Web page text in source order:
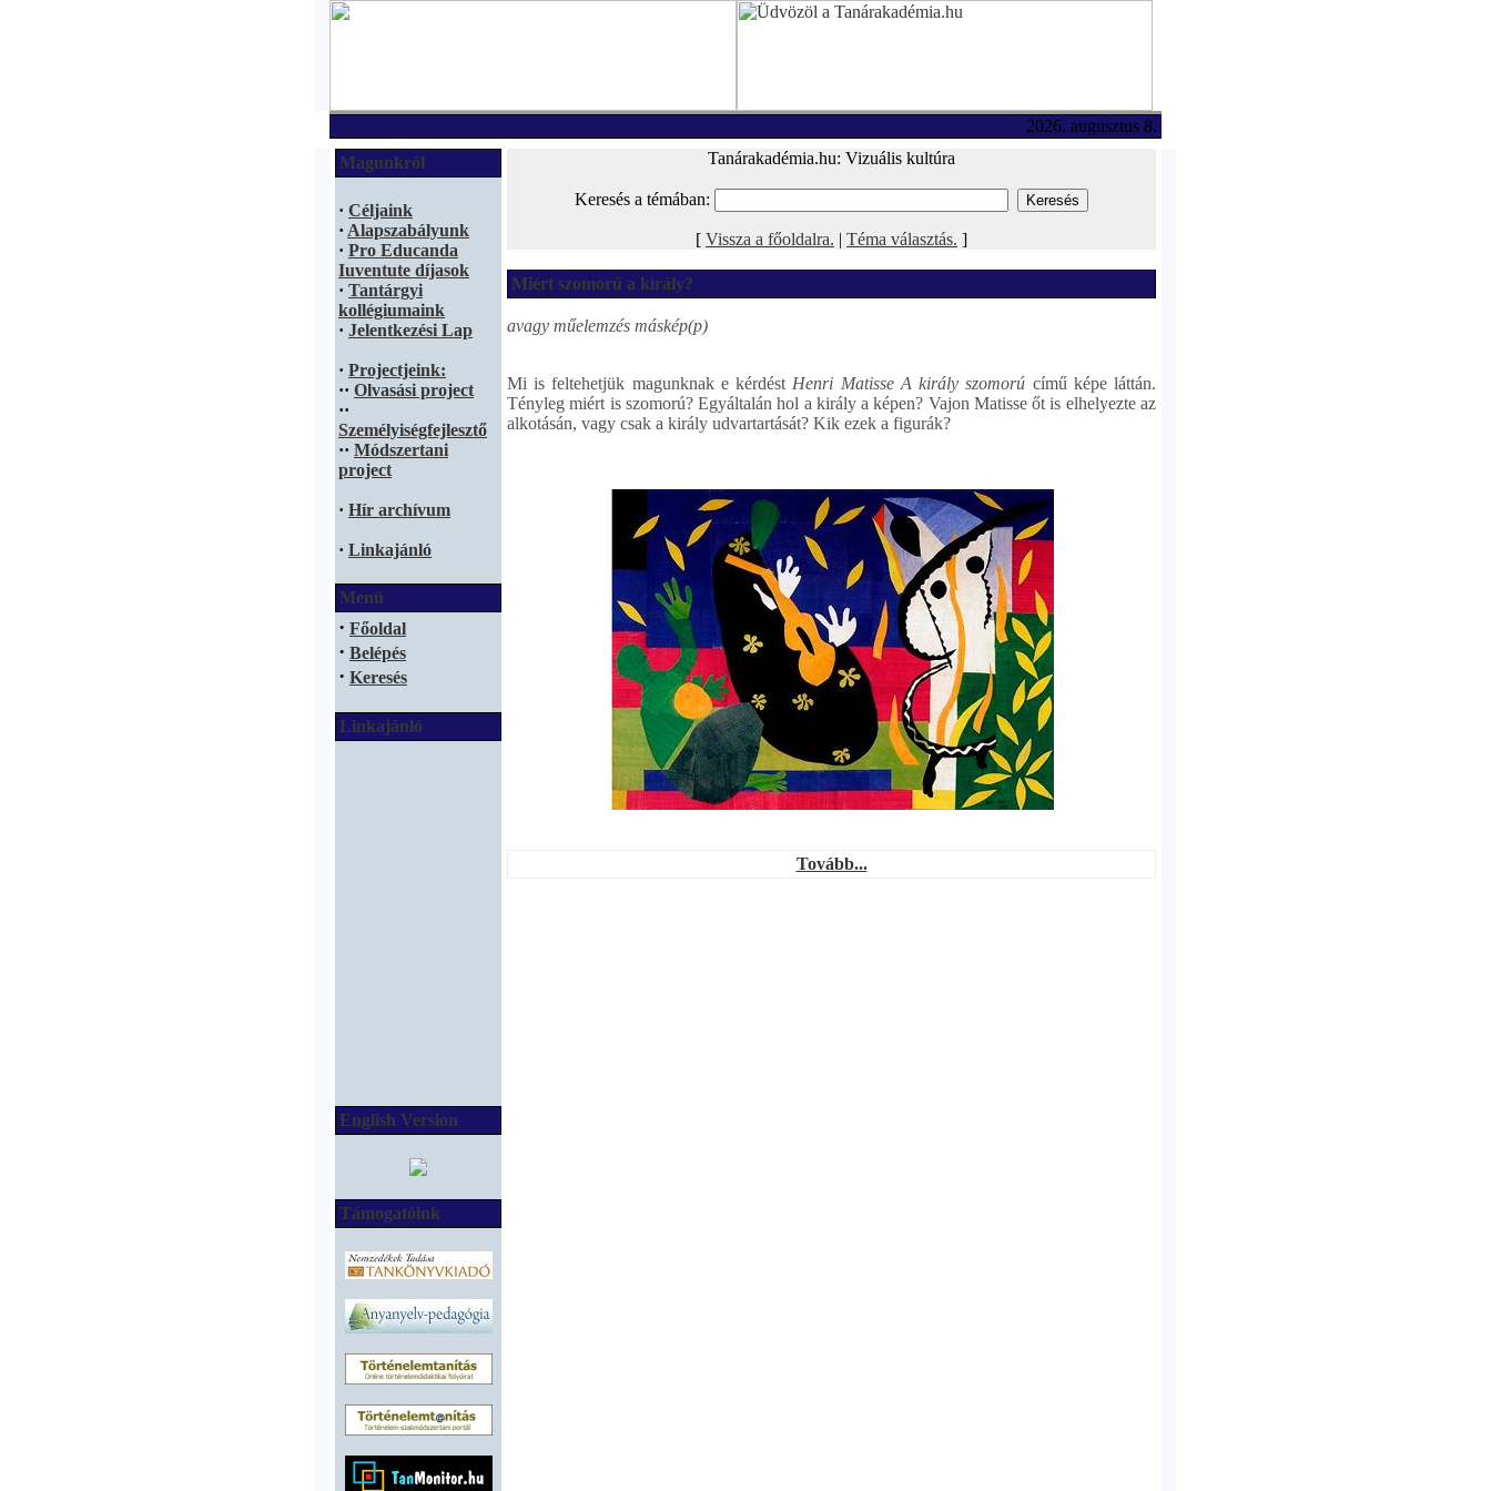
2026. augusztus 8.
Magunkról
· Céljaink
· Alapszabályunk
· Pro Educanda
Iuventute díjasok
· Tantárgyi
kollégiumaink
· Jelentkezési Lap
· Projectjeink:
·· Olvasási project
··
Személyiségfejlesztő
·· Módszertani
project
· Hír archívum
· Linkajánló
Menü
· Főoldal
· Belépés
· Keresés
Linkajánló
English Version
Támogatóink
Tanárakadémia.hu: Vizuális kultúra
Keresés a témában:
[ Vissza a főoldalra. | Téma választás. ]
Miért szomorú a király?
avagy műelemzés máskép(p)
Mi is feltehetjük magunknak e kérdést Henri Matisse A király szomorú című képe láttán.
Tényleg miért is szomorú? Egyáltalán hol a király a képen? Vajon Matisse őt is elhelyezte az
alkotásán, vagy csak a király udvartartását? Kik ezek a figurák?
Tovább...